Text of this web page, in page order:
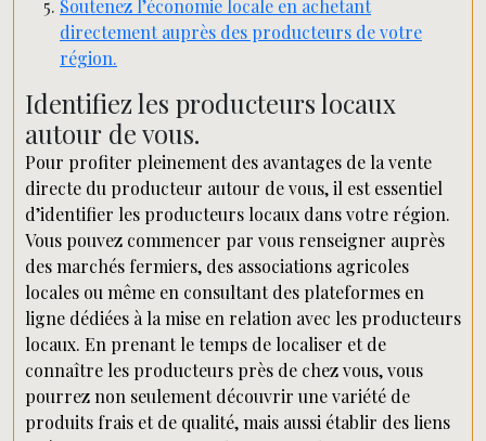
Soutenez l’économie locale en achetant
directement auprès des producteurs de votre
région.
Identifiez les producteurs locaux
autour de vous.
Pour profiter pleinement des avantages de la vente
directe du producteur autour de vous, il est essentiel
d’identifier les producteurs locaux dans votre région.
Vous pouvez commencer par vous renseigner auprès
des marchés fermiers, des associations agricoles
locales ou même en consultant des plateformes en
ligne dédiées à la mise en relation avec les producteurs
locaux. En prenant le temps de localiser et de
connaître les producteurs près de chez vous, vous
pourrez non seulement découvrir une variété de
produits frais et de qualité, mais aussi établir des liens